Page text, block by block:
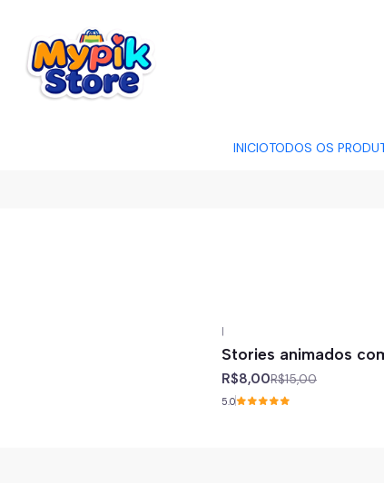
INICIOTODOS OS
|
Stories animados
R$8,00R$15,00
5.0